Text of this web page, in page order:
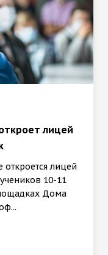
лицей
откроется лицей
10-11
Дома